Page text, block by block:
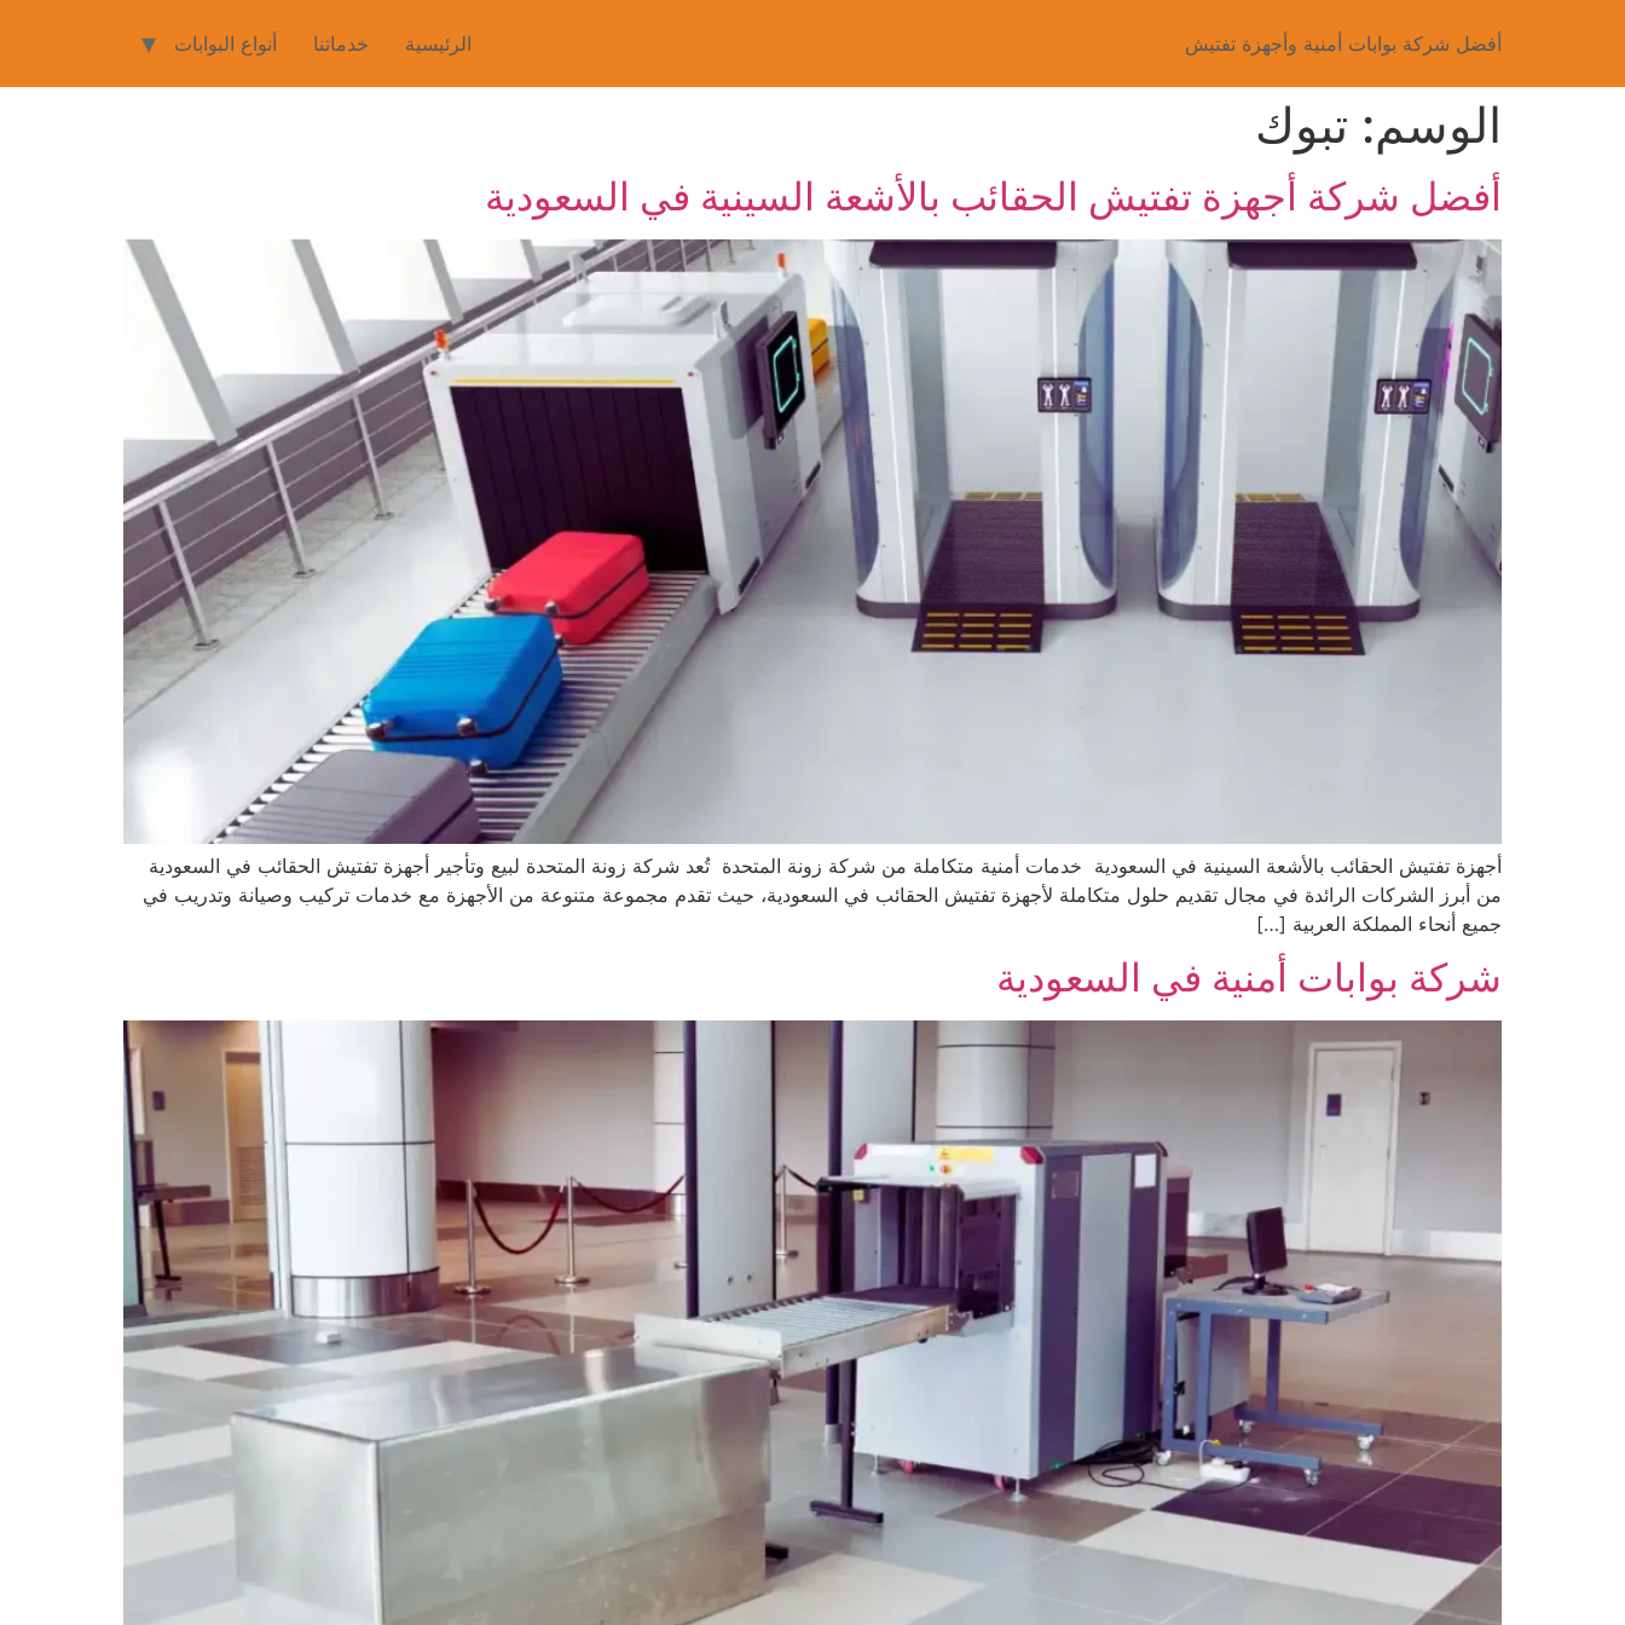
أفضل شركة بوابات أمنية وأجهزة تفتيش الرئيسية خدماتنا أنواع البوابات
الوسم: تبوك
أفضل شركة أجهزة تفتيش الحقائب بالأشعة السينية في السعودية
أجهزة تفتيش الحقائب بالأشعة السينية في السعودية خدمات أمنية متكاملة من شركة زونة المتحدة تُعد شركة زونة المتحدة لبيع وتأجير أجهزة تفتيش الحقائب في السعودية
من أبرز الشركات الرائدة في مجال تقديم حلول متكاملة لأجهزة تفتيش الحقائب في السعودية، حيث تقدم مجموعة متنوعة من الأجهزة مع خدمات تركيب وصيانة وتدريب في
جميع أنحاء المملكة العربية […]
شركة بوابات أمنية في السعودية